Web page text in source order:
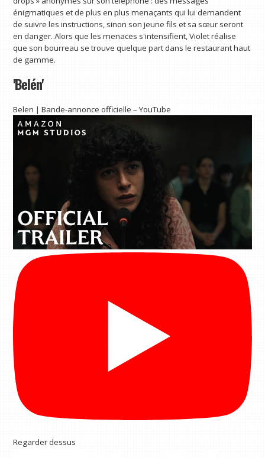
énigmatiques et de plus en plus menaçants qui lui demandent
de suivre les instructions, sinon son jeune fils et sa sœur seront
en danger. Alors que les menaces s'intensifient, Violet réalise
que son bourreau se trouve quelque part dans le restaurant haut
de gamme.
'Belén'
Belen | Bande-annonce officielle – YouTube
Regarder dessus